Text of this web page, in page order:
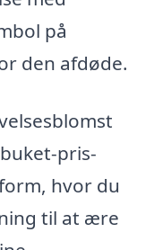
på
den afdøde.
pris-
hvor du
til at ære